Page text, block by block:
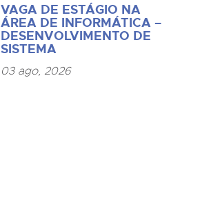
VAGA DE ESTÁGIO NA
ÁREA DE INFORMÁTICA –
DESENVOLVIMENTO DE
SISTEMA
03 ago, 2026